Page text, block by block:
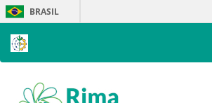
Skip
navigation
BRASIL